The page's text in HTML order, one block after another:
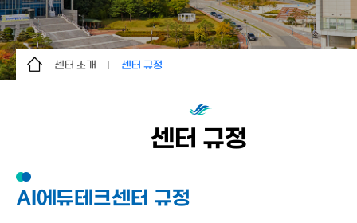
센터 소개
커뮤니티
센터 규정
주요 사업
참여 교수진
센터 규정
AI에듀테크센터 규정